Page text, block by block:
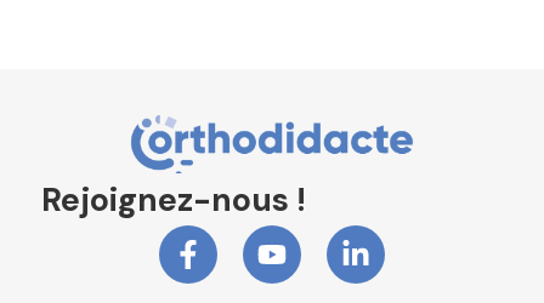
Rejoignez-nous !